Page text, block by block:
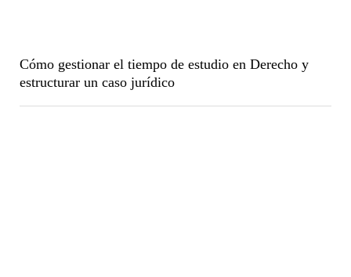
Cómo gestionar el tiempo de estudio en Derecho y
estructurar un caso jurídico